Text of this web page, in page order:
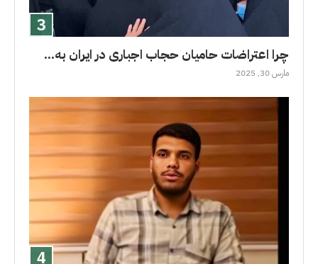
چرا اعتراضات حامیان حجاب اجباری در ایران به...
مارس 30, 2025